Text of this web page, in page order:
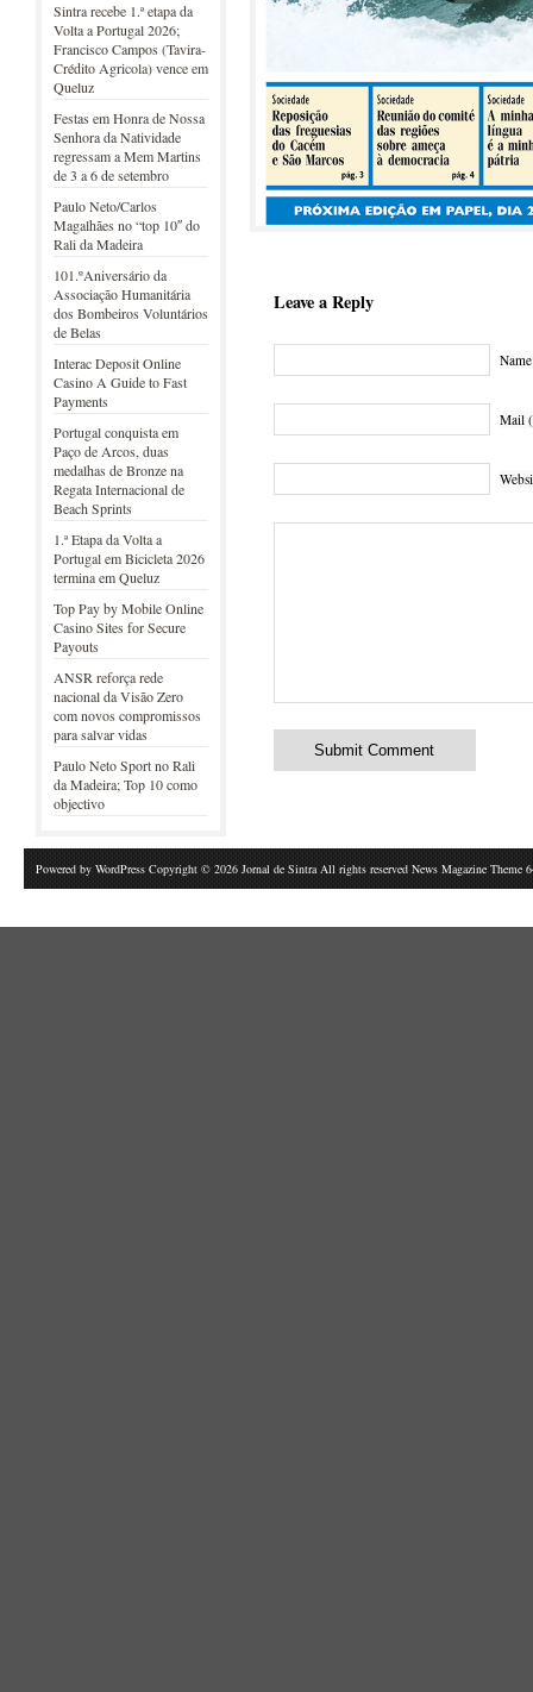
Sintra recebe 1.ª etapa da
Volta a Portugal 2026;
Francisco Campos (Tavira-
Crédito Agricola) vence em
Queluz
Festas em Honra de Nossa
Senhora da Natividade
regressam a Mem Martins
de 3 a 6 de setembro
Paulo Neto/Carlos
Magalhães no “top 10″ do
Rali da Madeira
101.ºAniversário da
Associação Humanitária
dos Bombeiros Voluntários
de Belas
Interac Deposit Online
Casino A Guide to Fast
Payments
Portugal conquista em
Paço de Arcos, duas
medalhas de Bronze na
Regata Internacional de
Beach Sprints
1.ª Etapa da Volta a
Portugal em Bicicleta 2026
termina em Queluz
Top Pay by Mobile Online
Casino Sites for Secure
Payouts
ANSR reforça rede
nacional da Visão Zero
com novos compromissos
para salvar vidas
Paulo Neto Sport no Rali
da Madeira; Top 10 como
objectivo
Leave a Reply
Mail
Powered by WordPress Copyright © 2026 Jornal de Sintra All rights reserved News Magazine Theme